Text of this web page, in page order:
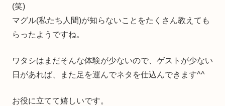
(笑)
マグル(私たち人間)が知らないことをたくさん教えても
らったようですね。
ワタシはまだそんな体験が少ないので、ゲストが少ない
日があれば、また足を運んでネタを仕込んできます^^
お役に立てて嬉しいです。